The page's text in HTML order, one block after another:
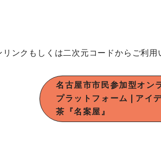
ンクもしくは二次元コードからご利用
名古屋市市民参加型オン
プラットフォーム❘アイ
茶『名案屋』